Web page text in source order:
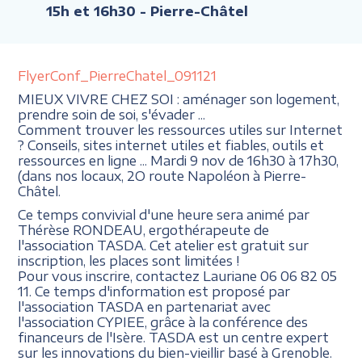
15h et 16h30 - Pierre-Châtel
FlyerConf_PierreChatel_091121
MIEUX VIVRE CHEZ SOI : aménager son logement,
prendre soin de soi, s'évader ...
Comment trouver les ressources utiles sur Internet
? Conseils, sites internet utiles et fiables, outils et
ressources en ligne ... Mardi 9 nov de 16h30 à 17h30,
(dans nos locaux, 2O route Napoléon à Pierre-
Châtel.
Ce temps convivial d'une heure sera animé par
Thérèse RONDEAU, ergothérapeute de
l'association TASDA. Cet atelier est gratuit sur
inscription, les places sont limitées !
Pour vous inscrire, contactez Lauriane 06 06 82 05
11. Ce temps d'information est proposé par
l'association TASDA en partenariat avec
l'association CYPIEE, grâce à la conférence des
financeurs de l'Isère. TASDA est un centre expert
sur les innovations du bien-vieillir basé à Grenoble.